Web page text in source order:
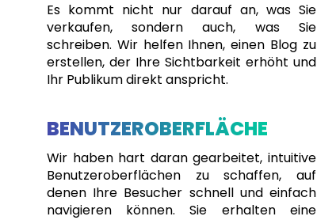
Es kommt nicht nur darauf an, was Sie
verkaufen, sondern auch, was Sie
schreiben. Wir helfen Ihnen, einen Blog zu
erstellen, der Ihre Sichtbarkeit erhöht und
Ihr Publikum direkt anspricht.
BENUTZEROBERFLÄCHE
Wir haben hart daran gearbeitet, intuitive
Benutzeroberflächen zu schaffen, auf
denen Ihre Besucher schnell und einfach
navigieren können. Sie erhalten eine